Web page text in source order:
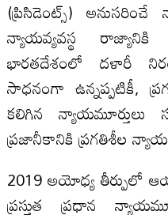
(ప్రిసిడెంట్స్)
న్యాయవ్యవస్థ రాజ్యానికి
భారతదేశంలో దళారీ
సాధనంగా ఉన్నప్పటికీ,
కలిగిన న్యాయమూర్తులు
ప్రజానీకానికి ప్రగతిశీల
2019 అయోధ్య తీర్పులో
ప్రస్తుత ప్రధాన